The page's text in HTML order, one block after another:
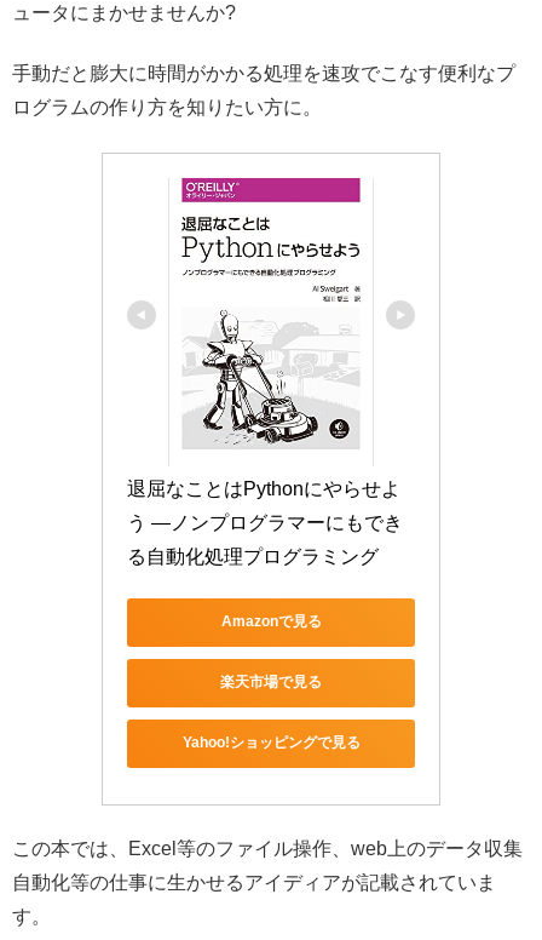
ュータにまかせませんか?
手動だと膨大に時間がかかる処理を速攻でこなす便利なプ
ログラムの作り方を知りたい方に。
退屈なことはPythonにやらせよ
う ―ノンプログラマーにもでき
る自動化処理プログラミング
Amazonで見る
楽天市場で見る
Yahoo!ショッピングで見る
この本では、Excel等のファイル操作、web上のデータ収集
自動化等の仕事に生かせるアイディアが記載されていま
す。